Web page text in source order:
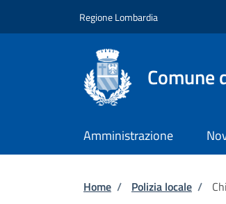
Regione Lombardia
Comune
Amministrazione
Briciole di
Home / Polizia locale /